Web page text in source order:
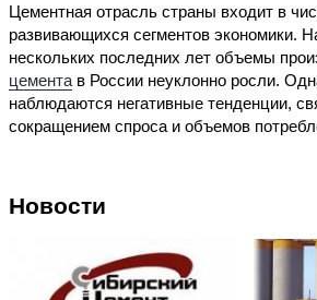
Цементная отрасль страны входит в
развивающихся сегментов экономики.
нескольких последних лет объемы
цемента в России неуклонно росли.
наблюдаются негативные тенденции,
сокращением спроса и объемов
Новости